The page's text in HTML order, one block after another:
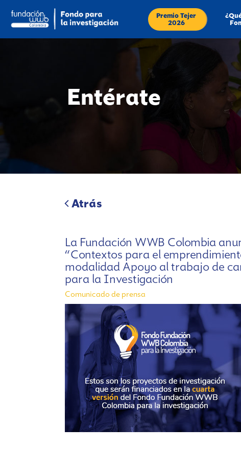
Premio Tejer
2026
Entérate
Atrás
La Fundación WWB Colombia
“Contextos para el
modalidad Apoyo al trabajo de
para la Investigación
Comunicado de prensa